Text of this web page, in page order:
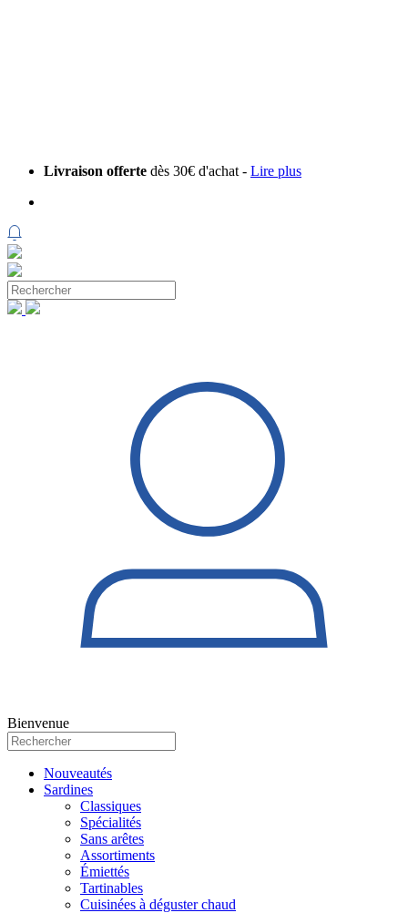
Livraison offerte dès 30€ d'achat - Lire plus
Bienvenue
Nouveautés
Sardines
Classiques
Spécialités
Sans arêtes
Assortiments
Émiettés
Tartinables
Cuisinées à déguster chaud